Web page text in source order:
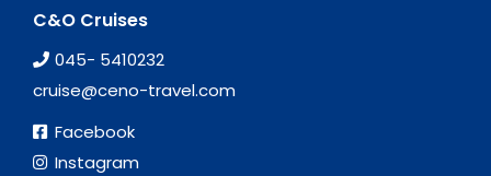
C&O Cruises
045- 5410232
cruise@ceno-travel.com
Facebook
Instagram